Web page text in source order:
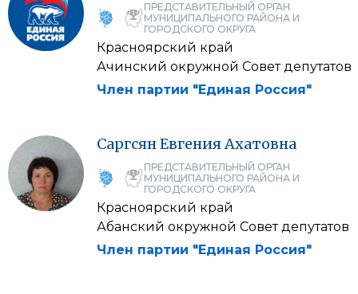
ПРЕДСТАВИТЕЛЬНЫЙ ОРГАН
МУНИЦИПАЛЬНОГО РАЙОНА И
ГОРОДСКОГО ОКРУГА
Красноярский край
Ачинский окружной Совет депутатов
Член партии "Единая Россия"
СаргсянЕвгенияАхатовна
ПРЕДСТАВИТЕЛЬНЫЙ ОРГАН
МУНИЦИПАЛЬНОГО РАЙОНА И
ГОРОДСКОГО ОКРУГА
Красноярский край
Абанский окружной Совет депутатов
Член партии "Единая Россия"